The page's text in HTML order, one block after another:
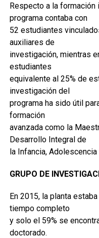
Respecto a la
programa contaba con
52 estudiantes
auxiliares de
investigación, mientras
estudiantes
equivalente al 25% de
investigación del
programa ha sido útil
formación
avanzada como la
Desarrollo Integral de
la Infancia, Adolescencia
GRUPO DE
En 2015, la planta
tiempo completo
y solo el 59% se
doctorado.